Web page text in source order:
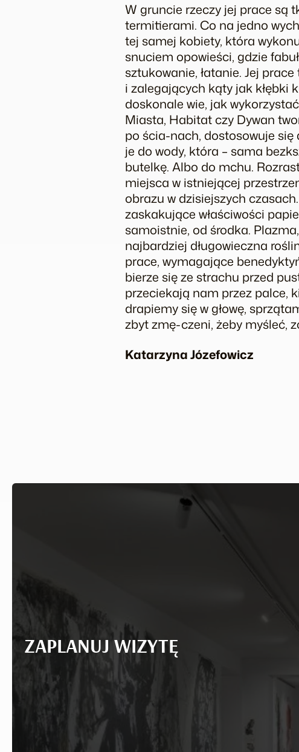
W gruncie rzeczy jej prace są
termitierami. Co na jedno
tej samej kobiety, która
snuciem opowieści, gdzie
sztukowanie, łatanie. Jej
i zalegających kąty jak kłębki
doskonale wie, jak
Miasta, Habitat czy Dywan
po ścia-nach, dostosowuje
je do wody, która – sama
butelkę. Albo do mchu.
miejsca w istniejącej
obrazu w dzisiejszych
zaskakujące właściwości
samoistnie, od środka.
najbardziej długowieczna
prace, wymagające
bierze się ze strachu przed
przeciekają nam przez palce,
drapiemy się w głowę,
zbyt zmę-czeni, żeby myśleć,
Katarzyna Józefowicz
ZAPLANUJ WIZYTĘ